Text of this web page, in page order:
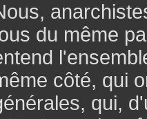
du même
côté, qui
qui,